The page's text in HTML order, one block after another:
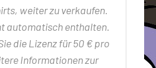
weiter zu verkaufen.
automatisch enthalten.
die Lizenz für 50 € pro
Informationen zur